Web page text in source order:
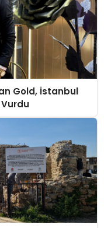
Gold, İstanbul